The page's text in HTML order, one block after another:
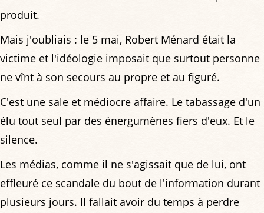
produit.
Mais j'oubliais : le 5 mai, Robert Ménard était la
victime et l'idéologie imposait que surtout personne
ne vînt à son secours au propre et au figuré.
C'est une sale et médiocre affaire. Le tabassage d'un
élu tout seul par des énergumènes fiers d'eux. Et le
silence.
Les médias, comme il ne s'agissait que de lui, ont
effleuré ce scandale du bout de l'information durant
plusieurs jours. Il fallait avoir du temps à perdre